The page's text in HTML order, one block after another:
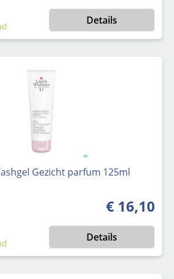
Details
Gezicht parfum 125ml
Normale
€ 16,10
Details